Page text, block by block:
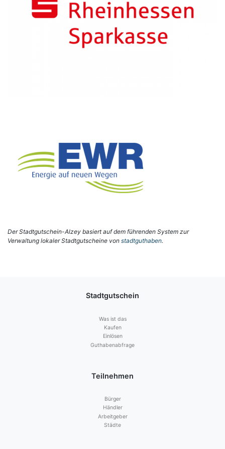
Der Stadtgutschein-Alzey basiert auf dem führenden System zur
Verwaltung lokaler Stadtgutscheine von stadtguthaben.
Stadtgutschein
Was ist das
Kaufen
Einlösen
Guthabenabfrage
Teilnehmen
Bürger
Händler
Arbeitgeber
Städte